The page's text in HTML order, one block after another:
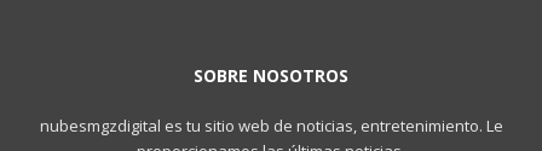
SOBRE NOSOTROS
nubesmgzdigital es tu sitio web de noticias, entretenimiento. Le